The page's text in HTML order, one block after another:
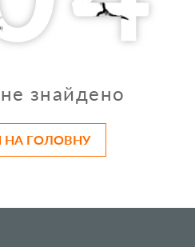
знайдено
НА ГОЛОВНУ